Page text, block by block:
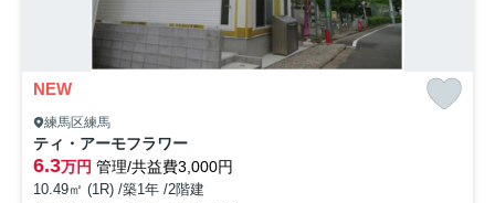
NEW
練馬区練馬
ティ・アーモフラワー
6.3万円 管理/共益費3,000円
10.49㎡ (1R) /築1年 /2階建